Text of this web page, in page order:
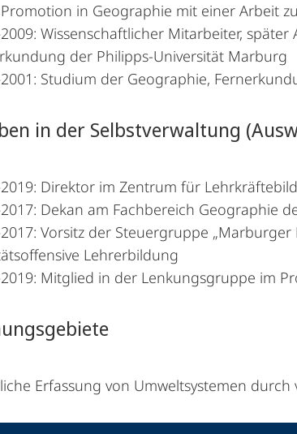
in Geographie mit einer Arbeit
Wissenschaftlicher Mitarbeiter,
der Philipps-Universität Marburg
Studium der Geographie,
in der Selbstverwaltung
Direktor im Zentrum für
Dekan am Fachbereich Geographie
Vorsitz der Steuergruppe
Lehrerbildung
Mitglied in der Lenkungsgruppe im
Erfassung von Umweltsystemen